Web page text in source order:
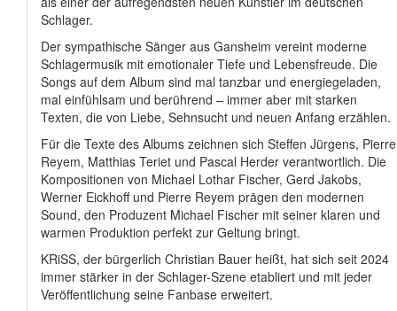
Schlager.
Der sympathische Sänger aus Gansheim vereint moderne
Schlagermusik mit emotionaler Tiefe und Lebensfreude. Die
Songs auf dem Album sind mal tanzbar und energiegeladen,
mal einfühlsam und berührend – immer aber mit starken
Texten, die von Liebe, Sehnsucht und neuen Anfang erzählen.
Für die Texte des Albums zeichnen sich Steffen Jürgens, Pierre
Reyem, Matthias Teriet und Pascal Herder verantwortlich. Die
Kompositionen von Michael Lothar Fischer, Gerd Jakobs,
Werner Eickhoff und Pierre Reyem prägen den modernen
Sound, den Produzent Michael Fischer mit seiner klaren und
warmen Produktion perfekt zur Geltung bringt.
KRiSS, der bürgerlich Christian Bauer heißt, hat sich seit 2024
immer stärker in der Schlager-Szene etabliert und mit jeder
Veröffentlichung seine Fanbase erweitert.